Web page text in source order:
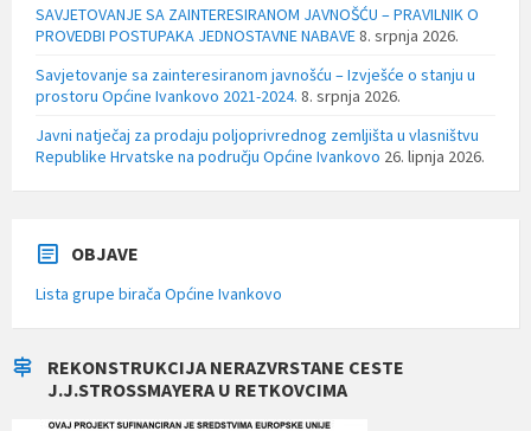
SAVJETOVANJE SA ZAINTERESIRANOM JAVNOŠĆU – PRAVILNIK O
PROVEDBI POSTUPAKA JEDNOSTAVNE NABAVE8. srpnja 2026.
Savjetovanje sa zainteresiranom javnošću – Izvješće o stanju u
prostoru Općine Ivankovo 2021-2024. 8. srpnja 2026.
Javni natječaj za prodaju poljoprivrednog zemljišta u vlasništvu
Republike Hrvatske na području Općine Ivankovo 26. lipnja 2026.
OBJAVE
Lista grupe birača Općine Ivankovo
REKONSTRUKCIJA NERAZVRSTANE CESTE
J.J.STROSSMAYERA U RETKOVCIMA